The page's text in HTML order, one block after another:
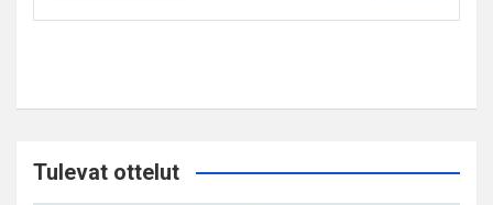
Tulevat ottelut